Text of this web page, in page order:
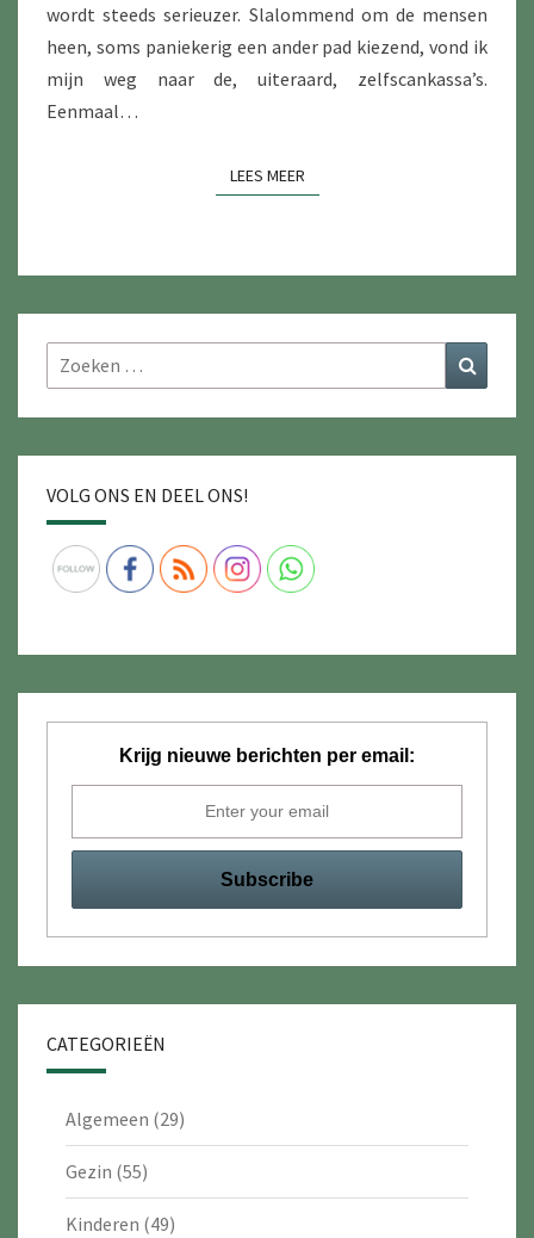
wordt steeds serieuzer. Slalommend om de mensen
heen, soms paniekerig een ander pad kiezend, vond ik
mijn weg naar de, uiteraard, zelfscankassa’s.
Eenmaal…
LEES MEERLEES MEER
Zoeken
naar:
VOLG ONS EN DEEL ONS!
Krijg nieuwe berichten per email:
CATEGORIEËN
Algemeen (29)
Gezin (55)
Kinderen (49)